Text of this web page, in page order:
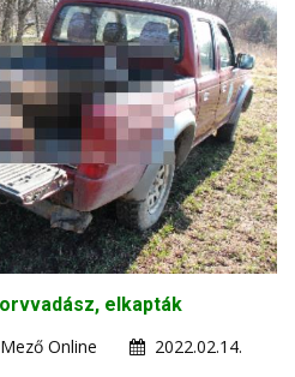
elkapták
Online
2022.02.14.